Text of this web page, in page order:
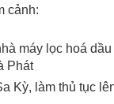
cảnh:
máy lọc hoá
Phát
Kỳ, làm thủ tục